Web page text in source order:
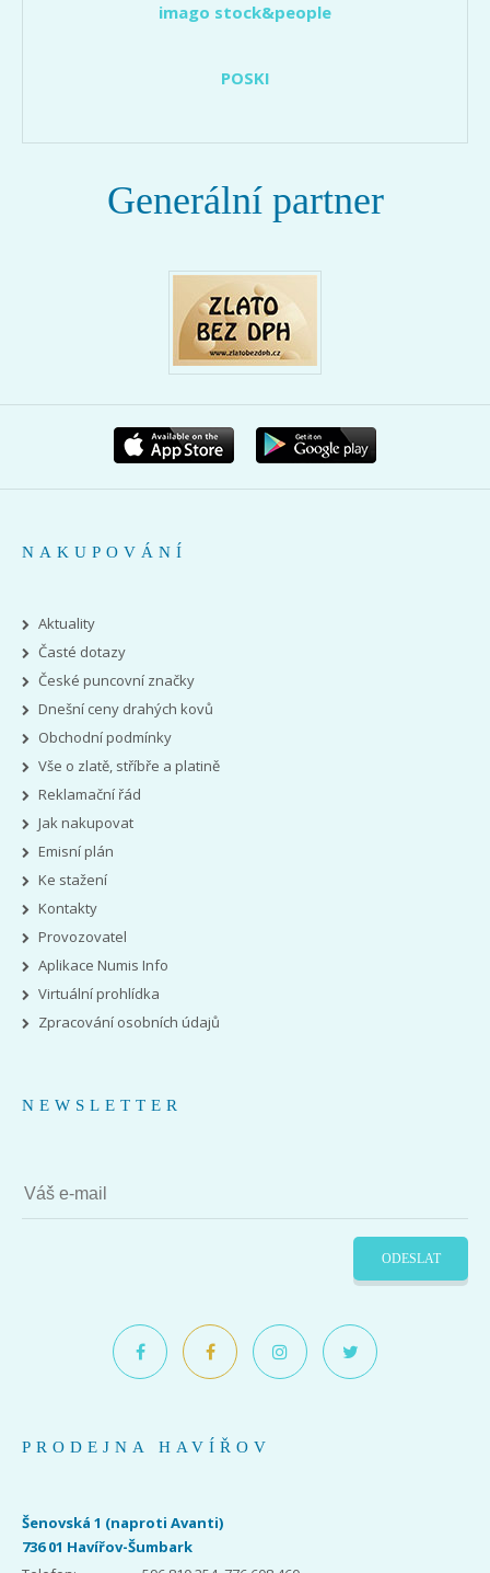
imago stock&people
POSKI
Generální partner
NAKUPOVÁNÍ
Aktuality
Časté dotazy
České puncovní značky
Dnešní ceny drahých kovů
Obchodní podmínky
Vše o zlatě, stříbře a platině
Reklamační řád
Jak nakupovat
Emisní plán
Ke stažení
Kontakty
Provozovatel
Aplikace Numis Info
Virtuální prohlídka
Zpracování osobních údajů
NEWSLETTER
ODESLAT
PRODEJNA HAVÍŘOV
Šenovská 1 (naproti Avanti)
736 01 Havířov-Šumbark